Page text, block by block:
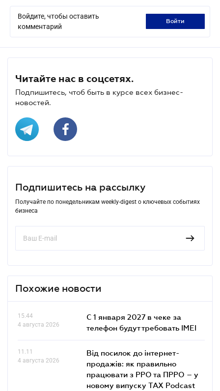
Войдите, чтобы оставить
комментарий
войти
Читайте нас в соцсетях.
Подпишитесь, чтоб быть в курсе всех бизнес-
новостей.
Подпишитесь на рассылку
Получайте по понедельникам weekly-digest о ключевых событиях
бизнеса
Похожие новости
15.44
4 августа 2026
С 1 января 2027 в чеке за
телефон будут требовать IMEI
11.11
4 августа 2026
Від посилок до інтернет-
продажів: як правильно
працювати з РРО та ПРРО – у
новому випуску TAX Podcast